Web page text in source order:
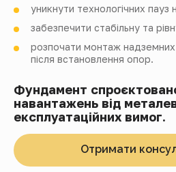
уникнути технологічних пауз
забезпечити стабільну та
розпочати монтаж
після встановлення опор.
Фундамент
навантажень від
експлуатаційних вимог.
Отримати